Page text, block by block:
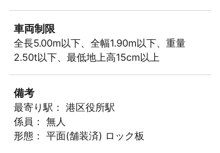
車両制限
全長5.00m以下、全幅1.90m以下、重量
2.50t以下、最低地上高15cm以上
備考
最寄り駅： 港区役所駅
係員： 無人
形態： 平面(舗装済) ロック板